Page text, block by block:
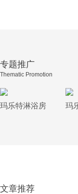
专题推广
Thematic Promotion
玛乐特淋浴房 玛
文章推荐